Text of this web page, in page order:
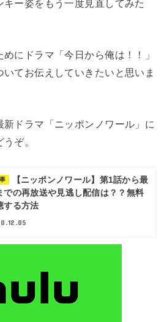
キー姿をもう一度見直してみた
にドラマ「今日から俺は！！」
てお伝えしていきたいと思いま
新ドラマ「ニッポンノワール」に
ぞ。
【ニッポンノワール】第1話から最
での再放送や見逃し配信は？？無料
する方法